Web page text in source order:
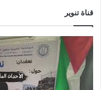
قناة تنوير